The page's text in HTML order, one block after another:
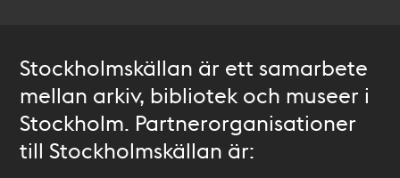
Stockholmskällan är ett samarbete
mellan arkiv, bibliotek och museer i
Stockholm. Partnerorganisationer
till Stockholmskällan är: